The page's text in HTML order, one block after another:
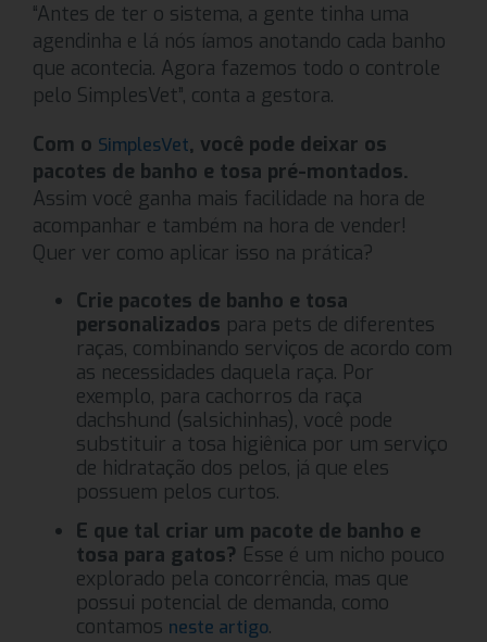
“Antes de ter o sistema, a gente tinha uma
agendinha e lá nós íamos anotando cada banho
que acontecia. Agora fazemos todo o controle
pelo SimplesVet”, conta a gestora.
Com o SimplesVet, você pode deixar os
pacotes de banho e tosa pré-montados.
Assim você ganha mais facilidade na hora de
acompanhar e também na hora de vender!
Quer ver como aplicar isso na prática?
Crie pacotes de banho e tosa
personalizados para pets de diferentes
raças, combinando serviços de acordo com
as necessidades daquela raça. Por
exemplo, para cachorros da raça
dachshund (salsichinhas), você pode
substituir a tosa higiênica por um serviço
de hidratação dos pelos, já que eles
possuem pelos curtos.
E que tal criar um pacote de banho e
tosa para gatos? Esse é um nicho pouco
explorado pela concorrência, mas que
possui potencial de demanda, como
contamos neste artigo.